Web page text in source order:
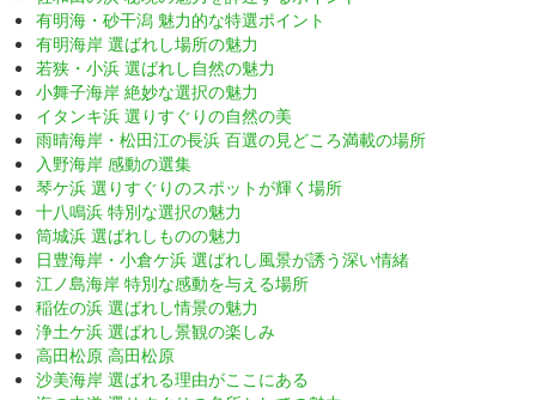
有明海・砂干潟 魅力的な特選ポイント
有明海岸 選ばれし場所の魅力
若狭・小浜 選ばれし自然の魅力
小舞子海岸 絶妙な選択の魅力
イタンキ浜 選りすぐりの自然の美
雨晴海岸・松田江の長浜 百選の見どころ満載の場所
入野海岸 感動の選集
琴ケ浜 選りすぐりのスポットが輝く場所
十八鳴浜 特別な選択の魅力
筒城浜 選ばれしものの魅力
日豊海岸・小倉ケ浜 選ばれし風景が誘う深い情緒
江ノ島海岸 特別な感動を与える場所
稲佐の浜 選ばれし情景の魅力
浄土ケ浜 選ばれし景観の楽しみ
高田松原 高田松原
沙美海岸 選ばれる理由がここにある